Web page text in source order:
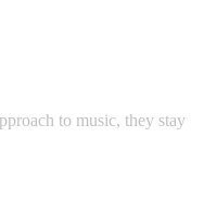
to music, they stay